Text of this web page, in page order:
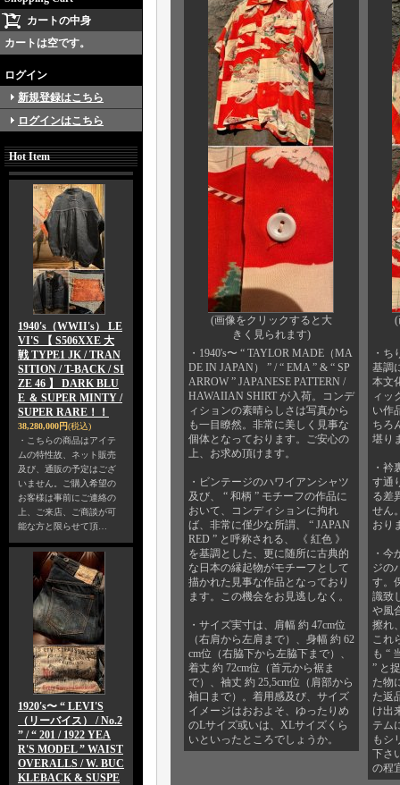
カートの中身
カートは空です。
ログイン
新規登録はこちら
ログインはこちら
Hot Item
1940's（WWII's） LE
VI'S 【 S506XXE 大
戦 TYPE1 JK / TRAN
SITION / T-BACK / SI
ZE 46 】 DARK BLU
E ＆ SUPER MINTY /
SUPER RARE！！
38,280,000円(税込)
・こちらの商品はアイテ
ムの特性故、ネット販売
及び、通販の予定はござ
いません。ご購入希望の
お客様は事前にご連絡の
上、ご来店、ご商談が可
能な方と限らせて頂…
1920's〜 “ LEVI'S
（リーバイス） / No.2
” / “ 201 / 1922 YEA
R'S MODEL ” WAIST
OVERALLS / W. BUC
KLEBACK & SUSPE
(画像をクリックすると大
きく見られます)
・1940's〜 “ TAYLOR MADE（MA
DE IN JAPAN） ” / “ EMA ” & “ SP
ARROW ” JAPANESE PATTERN /
HAWAIIAN SHIRT が入荷。コンデ
ィションの素晴らしさは写真から
も一目瞭然。非常に美しく見事な
個体となっております。ご安心の
上、お求め頂けます。
・ビンテージのハワイアンシャツ
及び、 “ 和柄 ” モチーフの作品に
おいて、コンディションに拘れ
ば、非常に僅少な所謂、 “ JAPAN
RED ” と呼称される、 《 紅色 》
を基調とした、更に随所に古典的
な日本の縁起物がモチーフとして
描かれた見事な作品となっており
ます。この機会をお見逃しなく。
・サイズ実寸は、肩幅 約 47cm位
（右肩から左肩まで）、身幅 約 62
cm位（右脇下から左脇下まで）、
着丈 約 72cm位（首元から裾ま
で）、袖丈 約 25,5cm位（肩部から
袖口まで）。着用感及び、サイズ
イメージはおおよそ、ゆったりめ
のLサイズ或いは、XLサイズくら
いといったところでしょうか。
(
・ち
基調
本文
ィッ
い作
ちろ
堪り
・衿
す通
る差
せん
おり
・今
ジの
す。
識致
や風
擦れ
これ
も “
” と
た物
た返
け出
テム
もシ
下さ
の程